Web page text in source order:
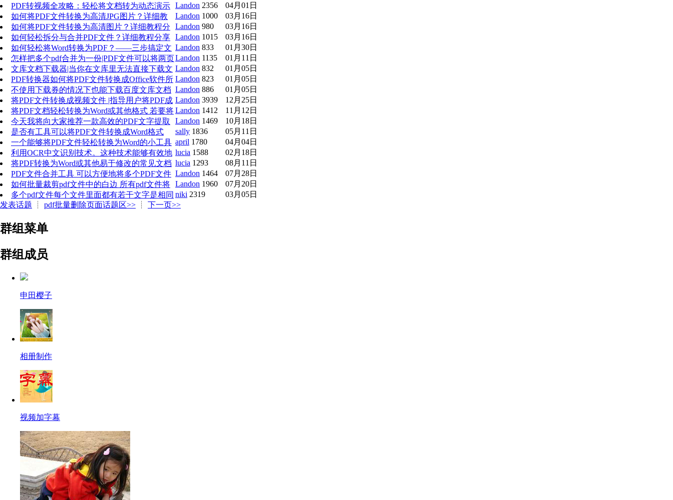
整技巧PDF转视频全攻略：轻松将文档转为动态演示 Landon 2356
04月01日
如何将PDF文件转换为高清JPG图片？详细教
程分享
Landon 1000
03月16日
如何将PDF文件转换为高清图片？详细教程分
享
Landon 980
03月16日
如何轻松拆分与合并PDF文件？详细教程分享 Landon 1015
03月16日
如何轻松将Word转换为PDF？——三步搞定文
档转换
Landon 833
01月30日
怎样把多个pdf合并为一份|PDF文件可以将两页
或多页内容合并成一个超长页面，
Landon 1135
01月11日
文库文档下载器|当你在文库里无法直接下载文
档时,帮助你轻松下载，并且会自动转换为PDF
Landon 832
01月05日
PDF转换器如何将PDF文件转换成Office软件所
能处理的文件格式呢？
Landon 823
01月05日
不使用下载券的情况下也能下载百度文库文档
的方法,下载的文档会自动保存为PDF格式
Landon 886
01月05日
将PDF文件转换成视频文件 |指导用户将PDF成
功转换为常见视频格式（如MP4）的教程
Landon 3939
12月25日
将PDF文档轻松转换为Word或其他格式 若要将
PDF文件转化为视频文件需要一些特别的技巧
Landon 1412
11月12日
今天我将向大家推荐一款高效的PDF文字提取
工具，并详细讲解其使用方法
Landon 1469
10月18日
是否有工具可以将PDF文件转换成Word格式
有！这款工具还支持批量转换，简单几步，就能
轻松搞
sally 1836
05月11日
一个能够将PDF文件轻松转换为Word的小工具
PDF转Word工具：兼容多版本Office，高效转换新
april 1780
04月04日
利用OCR中文识别技术。这种技术能够有效地
从PDF文件中提取出文字
lucia 1588
02月18日
将PDF转换为Word或其他易于修改的常见文档
格式的方法 pdf转word转换器下载
lucia 1293
08月11日
PDF文件合并工具 可以方便地将多个PDF文件
合并成一个文件
Landon 1464
07月28日
如何批量裁剪pdf文件中的白边 所有pdf文件将
根据指定的参数进行裁剪处理
Landon 1960
07月20日
多个pdf文件每个文件里面都有若干文字是相同
的字一次性替换修改成其它文字
niki 2319
03月05日
发表话题 ┊ pdf批量删除页面话题区>> ┊ 下一页>>
群组菜单
群组成员
申田樱子
相册制作
视频加字幕